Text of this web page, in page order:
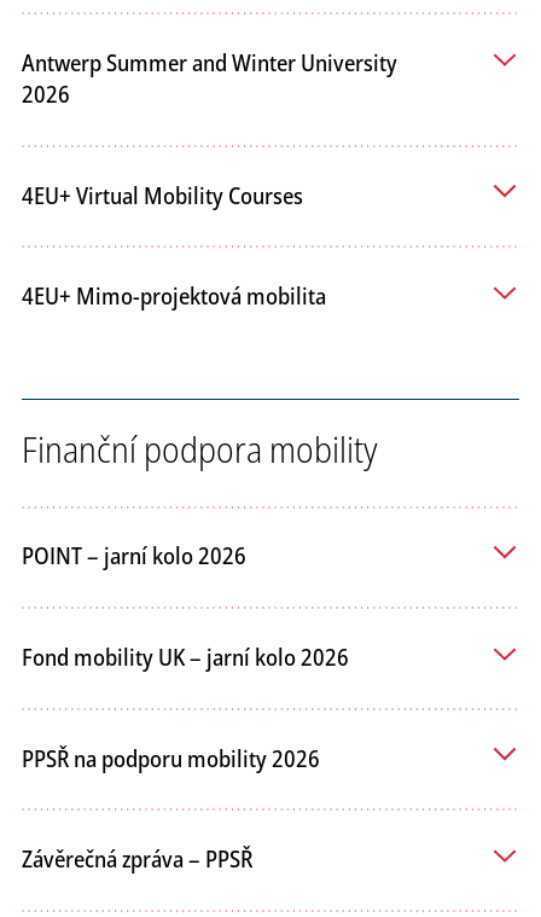
Antwerp Summer and Winter University
2026
4EU+ Virtual Mobility Courses
4EU+ Mimo-projektová mobilita
Finanční podpora mobility
POINT – jarní kolo 2026
Fond mobility UK – jarní kolo 2026
PPSŘ na podporu mobility 2026
Závěrečná zpráva – PPSŘ